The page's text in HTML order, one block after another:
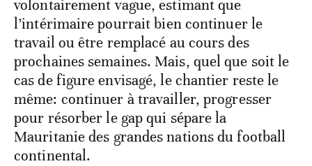
volontairement vague, estimant que
l’intérimaire pourrait bien continuer le
travail ou être remplacé au cours des
prochaines semaines. Mais, quel que soit le
cas de figure envisagé, le chantier reste le
même: continuer à travailler, progresser
pour résorber le gap qui sépare la
Mauritanie des grandes nations du football
continental.